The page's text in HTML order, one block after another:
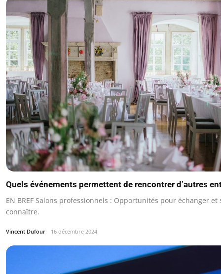
Quels événements permettent de rencontrer d’autres
EN BREF Salons professionnels : Opportunités pour échanger et
connaître.
Vincent Dufour 16 décembre 2024